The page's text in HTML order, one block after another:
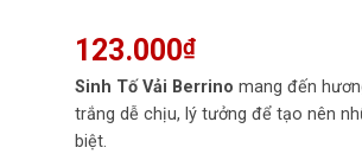
123.000₫
Sinh Tố Vải Berrino mang đến
trắng dễ chịu, lý tưởng để tạo nên
biệt.